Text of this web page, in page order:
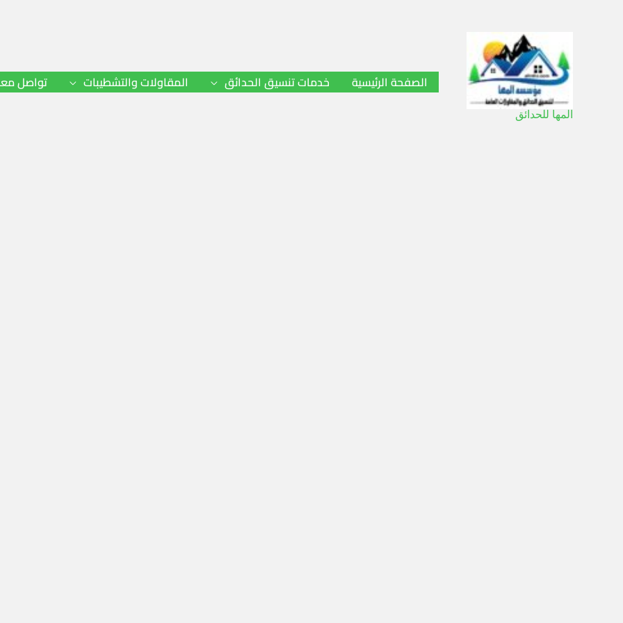
المها للحدائق
الصفحة الرئيسية خدمات تنسيق الحدائق المقاولات والتشطيبات تواصل